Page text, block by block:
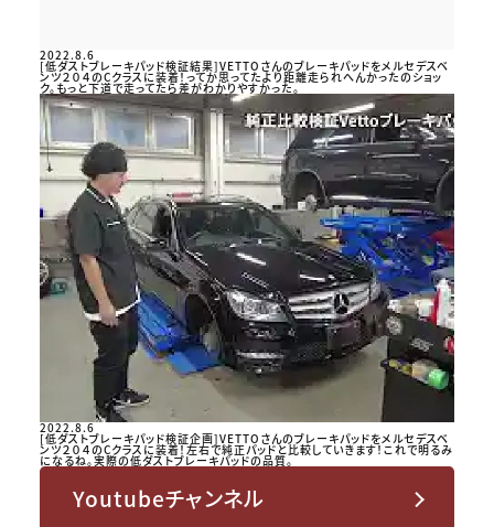
2022.8.6
[低ダストブレーキパッド検証結果]VETTOさんのブレーキパッドをメルセデスベ
ンツ２０４のCクラスに装着！ってか思ってたより距離走られへんかったのショッ
ク。もっと下道で走ってたら差がわかりやすかった。
2022.8.6
[低ダストブレーキパッド検証企画]VETTOさんのブレーキパッドをメルセデスベ
ンツ２０４のCクラスに装着！左右で純正パッドと比較していきます！これで明るみ
になるね。実際の低ダストブレーキパッドの品質。
Youtubeチャンネル